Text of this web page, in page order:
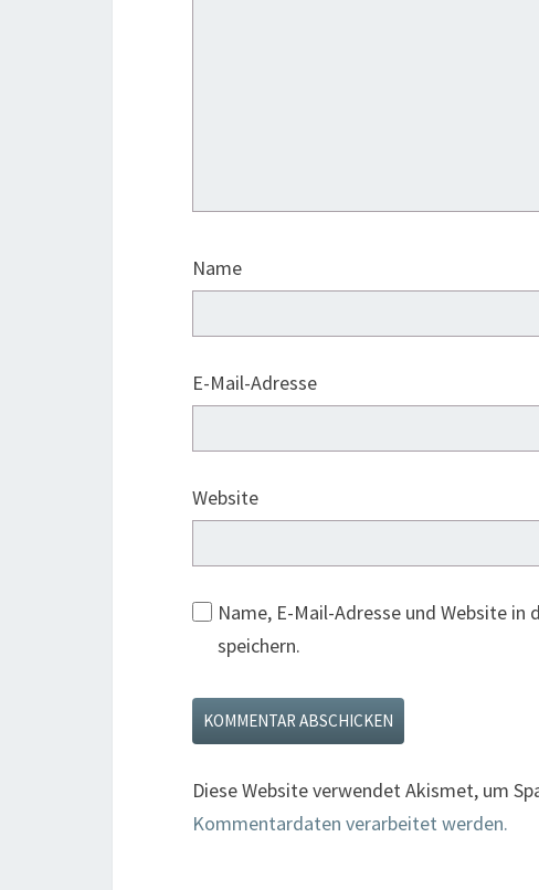
Name
E-Mail-Adresse
Website
Name, E-Mail-Adresse und Website
speichern.
Diese Website verwendet Akismet, um
Kommentardaten verarbeitet werden.